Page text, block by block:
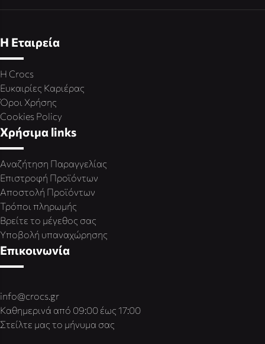
Η Εταιρεία
Η Crocs
Ευκαιρίες Καριέρας
Όροι Χρήσης
Cookies Policy
Χρήσιμα links
Αναζήτηση Παραγγελίας
Επιστροφή Προϊόντων
Αποστολή Προϊόντων
Τρόποι πληρωμής
Βρείτε το μέγεθος σας
Υποβολή υπαναχώρησης
Επικοινωνία
info@crocs.gr
Καθημερινά από 09:00 έως 17:00
Στείλτε μας το μήνυμα σας